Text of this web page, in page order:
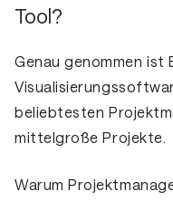
Tool?
Genau genommen ist
beliebtesten
mittelgroße Projekte.
Warum